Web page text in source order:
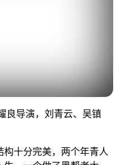
良导演，刘青云、吴镇
构十分完美，两个年青人